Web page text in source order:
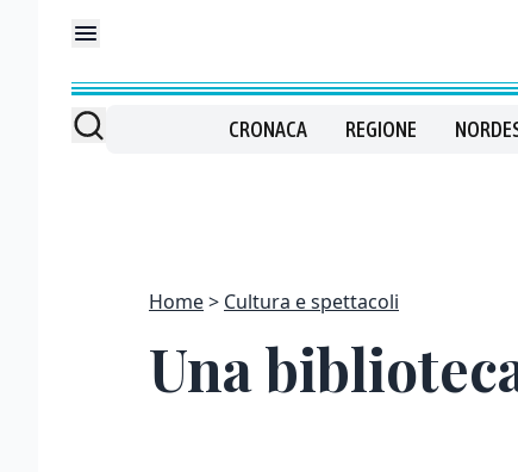
CRONACA REGIONE
Home Cultura e spettacoli
Una